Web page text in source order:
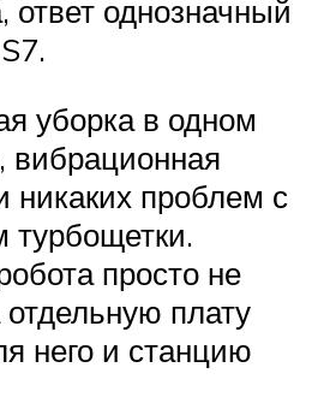
однозначный
уборка в одном
вибрационная
никаких проблем с
турбощетки.
просто не
плату
него и станцию